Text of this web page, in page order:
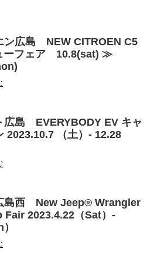
ン広島 NEW CITROEN C5
ーフェア 10.8(sat) ≫
広島 EVERYBODY EV キャ
2023.10.7 （土）- 12.28
島西 New Jeep® Wrangler
Fair 2023.4.22（Sat）-